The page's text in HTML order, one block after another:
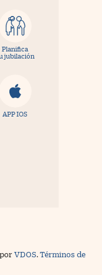
Planifica
jubilación
APP IOS
VDOS Términos de